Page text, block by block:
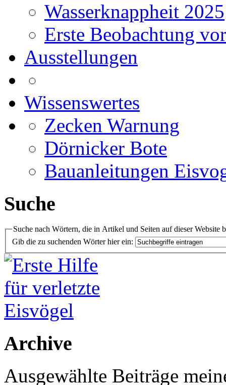
Wasserknappheit 2025
Erste Beobachtung
Ausstellungen
Wissenswertes
Zecken Warnung
Dörnicker Bote
Bauanleitungen
Suche
Suche nach Wörtern, die in Artikel und Seiten auf dieser Website
Gib die zu suchenden Wörter hier ein:
Archive
Ausgewählte Beiträge